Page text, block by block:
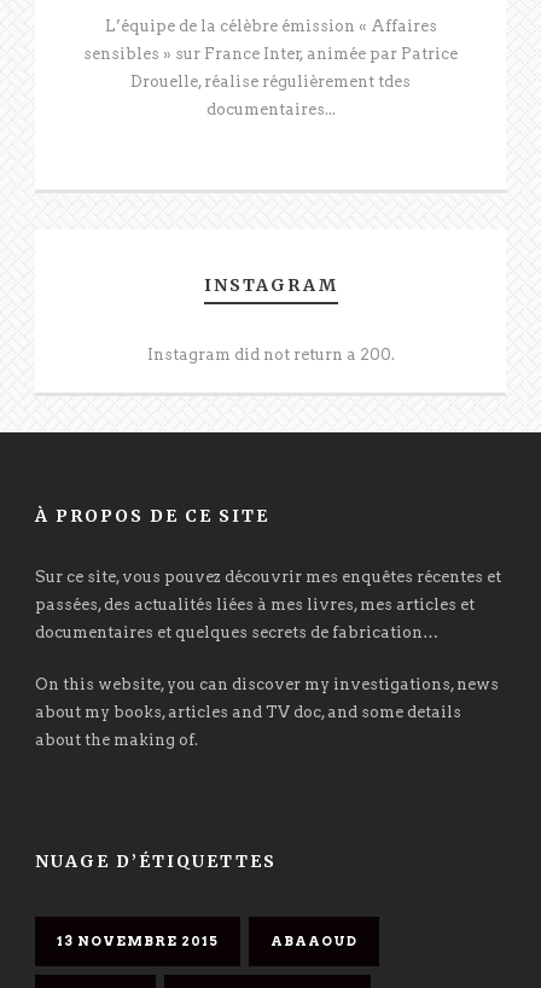
L’équipe de la célèbre émission « Affaires
sensibles » sur France Inter, animée par Patrice
Drouelle, réalise régulièrement tdes
documentaires...
INSTAGRAM
Instagram did not return a 200.
À PROPOS DE CE SITE
Sur ce site, vous pouvez découvrir mes enquêtes récentes et
passées, des actualités liées à mes livres, mes articles et
documentaires et quelques secrets de fabrication…
On this website, you can discover my investigations, news
about my books, articles and TV doc, and some details
about the making of.
NUAGE D’ÉTIQUETTES
13 NOVEMBRE 2015 ABAAOUD